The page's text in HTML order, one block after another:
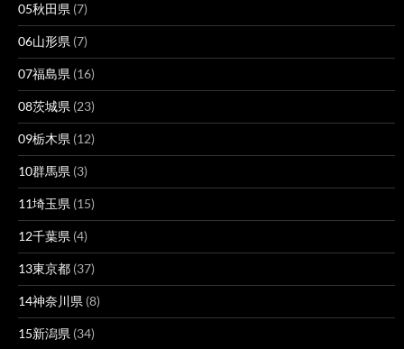
05秋田県 (7)
06山形県 (7)
07福島県 (16)
08茨城県 (23)
09栃木県 (12)
10群馬県 (3)
11埼玉県 (15)
12千葉県 (4)
13東京都 (37)
14神奈川県 (8)
15新潟県 (34)